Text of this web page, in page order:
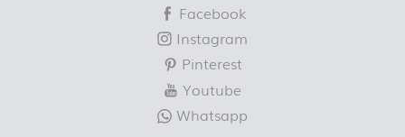
Facebook
Instagram
Pinterest
Youtube
Whatsapp